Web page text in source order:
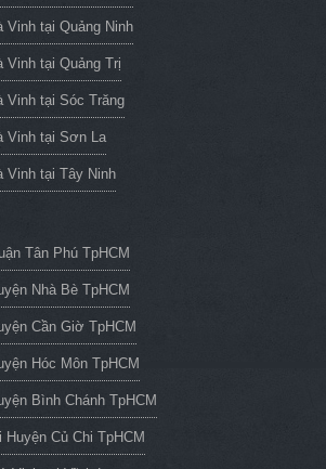
Vinh tại Quảng Ninh
Vinh tại Quảng Trị
Vinh tại Sóc Trăng
Vinh tại Sơn La
Vinh tại Tây Ninh
Tân Phú TpHCM
Nhà Bè TpHCM
Cần Giờ TpHCM
Hóc Môn TpHCM
Bình Chánh TpHCM
Củ Chi TpHCM